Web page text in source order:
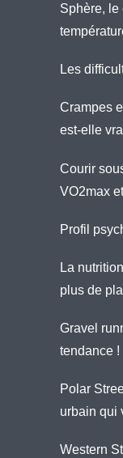
Sphère,
Les
Crampes
est-elle
Courir
VO2max
Profil
La
plus de
Gravel
tendance !
Polar
urbain qui
Western